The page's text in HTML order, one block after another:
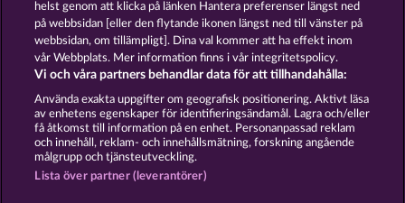
Användarvillkor Sekretesspolicy Avtryck
Om Företaget FAQ
Skicka in en begäran om att ångra köpet
helst genom att klicka på länken Hantera preferenser längst ned
på webbsidan [eller den flytande ikonen längst ned till vänster på
webbsidan, om tillämpligt]. Dina val kommer att ha effekt inom
vår Webbplats. Mer information finns i vår integritetspolicy.
Vi och våra partners behandlar data för att tillhandahålla:
Använda exakta uppgifter om geografisk positionering. Aktivt läsa
av enhetens egenskaper för identifieringsändamål. Lagra och/eller
få åtkomst till information på en enhet. Personanpassad reklam
och innehåll, reklam- och innehållsmätning, forskning angående
målgrupp och tjänsteutveckling.
Lista över partner (leverantörer)